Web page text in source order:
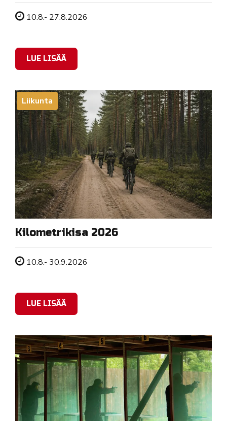
Tapahtuman ajankohta
10.8.- 27.8.2026
LUE LISÄÄ
Liikunta
Kilometrikisa 2026
Tapahtuman ajankohta
10.8.- 30.9.2026
LUE LISÄÄ